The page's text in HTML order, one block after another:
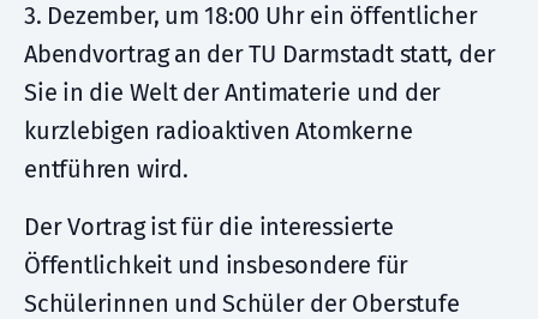
3. Dezember, um 18:00 Uhr ein öffentlicher
Abendvortrag an der TU Darmstadt statt, der
Sie in die Welt der Antimaterie und der
kurzlebigen radioaktiven Atomkerne
entführen wird.
Der Vortrag ist für die interessierte
Öffentlichkeit und insbesondere für
Schülerinnen und Schüler der Oberstufe